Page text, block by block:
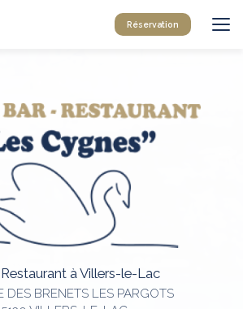
Réservation
à Villers-le-Lac
DES BRENETS LES PARGOTS